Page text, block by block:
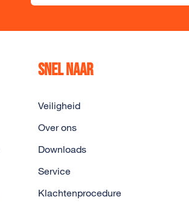
Snel naar
Veiligheid
Over ons
Downloads
Service
Klachtenprocedure